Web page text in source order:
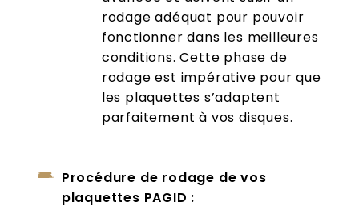
rodage adéquat pour pouvoir
fonctionner dans les meilleures
conditions. Cette phase de
rodage est impérative pour que
les plaquettes s’adaptent
parfaitement à vos disques.
Procédure de rodage de vos
plaquettes PAGID :